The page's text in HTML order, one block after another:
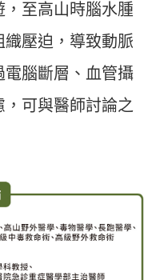
至高山時腦水腫
壓迫，導致動脈
腦斷層、血管攝
可與醫師討論之